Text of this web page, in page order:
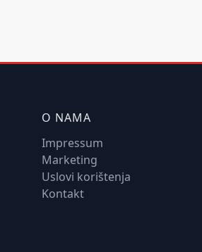
O NAMA
Impressum
Marketing
Uslovi korištenja
Kontakt